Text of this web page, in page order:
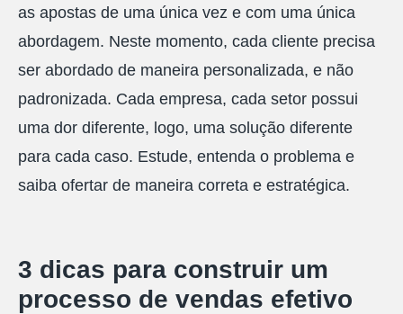
as apostas de uma única vez e com uma única
abordagem. Neste momento, cada cliente precisa
ser abordado de maneira personalizada, e não
padronizada. Cada empresa, cada setor possui
uma dor diferente, logo, uma solução diferente
para cada caso. Estude, entenda o problema e
saiba ofertar de maneira correta e estratégica.
3 dicas para construir um
processo de vendas efetivo